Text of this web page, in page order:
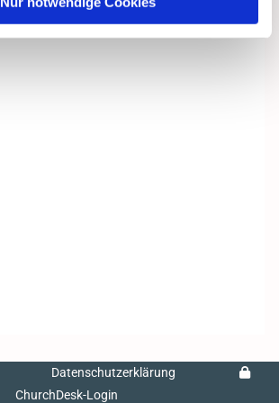
Datenschutzerklärung
ChurchDesk-Login